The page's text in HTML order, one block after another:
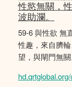
性慾無關，
波助瀾。
59-6 與性欲 無
性趣，來自臍
望，與閘門無關